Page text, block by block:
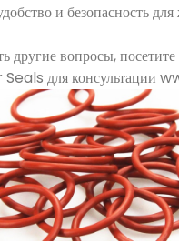
и безопасность
другие вопросы,
для консультации